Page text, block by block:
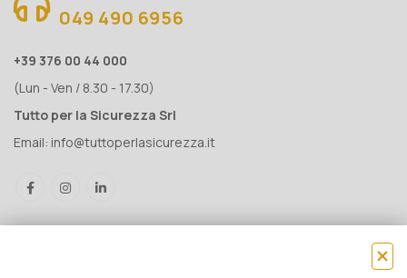
049 490 6956
+39 376 00 44 000
(Lun - Ven / 8.30 - 17.30)
Tutto per la Sicurezza Srl
Email: info@tuttoperlasicurezza.it